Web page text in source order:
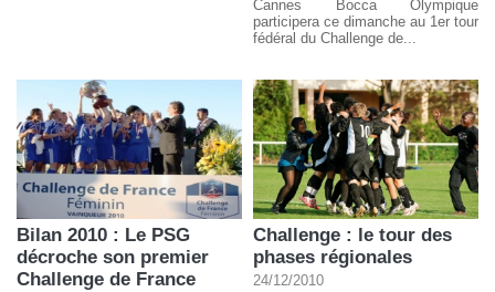
Cannes Bocca Olympique
participera ce dimanche au 1er tour
fédéral du Challenge de...
Bilan 2010 : Le PSG
décroche son premier
Challenge de France
Challenge : le tour des
phases régionales
24/12/2010